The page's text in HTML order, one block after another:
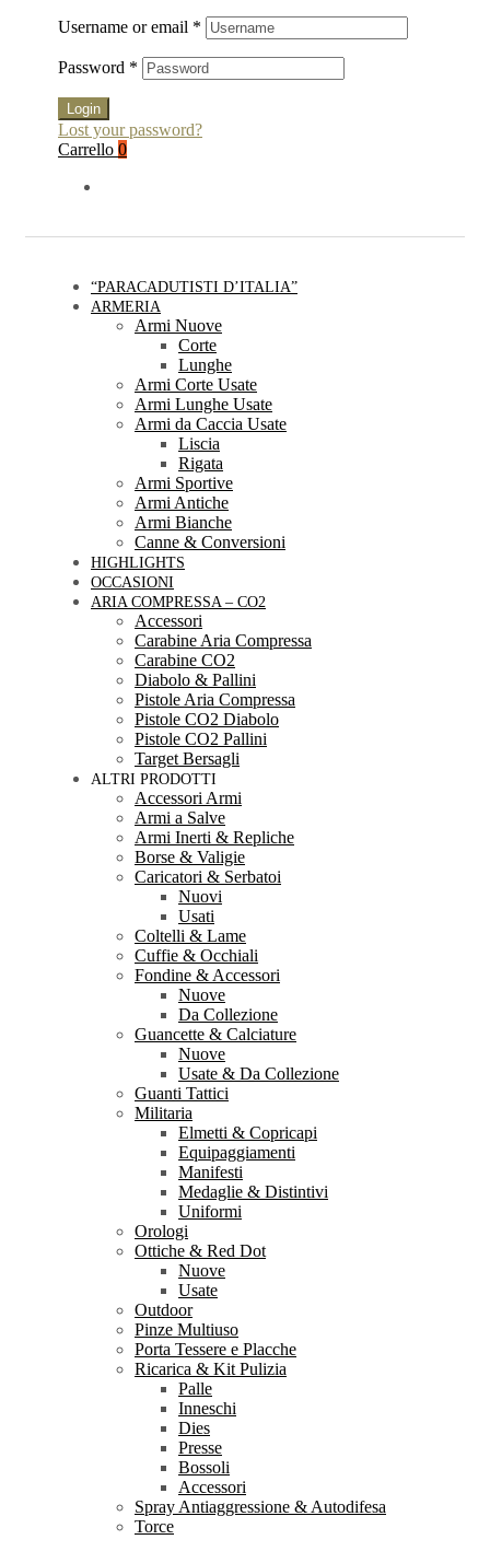
Username or email *
Password *
Login
Lost your password?
Carrello 0
“PARACADUTISTI D’ITALIA”
ARMERIA
Armi Nuove
Corte
Lunghe
Armi Corte Usate
Armi Lunghe Usate
Armi da Caccia Usate
Liscia
Rigata
Armi Sportive
Armi Antiche
Armi Bianche
Canne & Conversioni
HIGHLIGHTS
OCCASIONI
ARIA COMPRESSA – CO2
Accessori
Carabine Aria Compressa
Carabine CO2
Diabolo & Pallini
Pistole Aria Compressa
Pistole CO2 Diabolo
Pistole CO2 Pallini
Target Bersagli
ALTRI PRODOTTI
Accessori Armi
Armi a Salve
Armi Inerti & Repliche
Borse & Valigie
Caricatori & Serbatoi
Nuovi
Usati
Coltelli & Lame
Cuffie & Occhiali
Fondine & Accessori
Nuove
Da Collezione
Guancette & Calciature
Nuove
Usate & Da Collezione
Guanti Tattici
Militaria
Elmetti & Copricapi
Equipaggiamenti
Manifesti
Medaglie & Distintivi
Uniformi
Orologi
Ottiche & Red Dot
Nuove
Usate
Outdoor
Pinze Multiuso
Porta Tessere e Placche
Ricarica & Kit Pulizia
Palle
Inneschi
Dies
Presse
Bossoli
Accessori
Spray Antiaggressione & Autodifesa
Torce